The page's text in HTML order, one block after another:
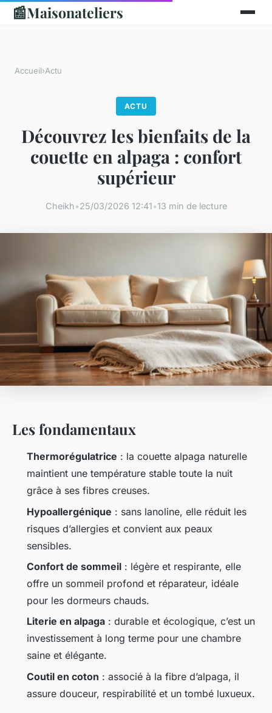
📰Maisonateliers
Accueil›Actu
ACTU
Découvrez les bienfaits de la
couette en alpaga : confort
supérieur
Cheikh•25/03/2026 12:41•13 min de lecture
Les fondamentaux
Thermorégulatrice : la couette alpaga naturelle
maintient une température stable toute la nuit
grâce à ses fibres creuses.
Hypoallergénique : sans lanoline, elle réduit les
risques d’allergies et convient aux peaux
sensibles.
Confort de sommeil : légère et respirante, elle
offre un sommeil profond et réparateur, idéale
pour les dormeurs chauds.
Literie en alpaga : durable et écologique, c’est un
investissement à long terme pour une chambre
saine et élégante.
Coutil en coton : associé à la fibre d’alpaga, il
assure douceur, respirabilité et un tombé luxueux.